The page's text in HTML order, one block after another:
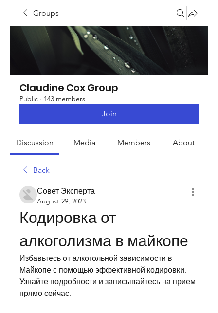
Groups
Claudine Cox Group
Public · 143 members
Join
Discussion Media Members About
Back
Совет Эксперта
August 29, 2023
Кодировка от
алкоголизма в майкопе
Избавьтесь от алкогольной зависимости в
Майкопе с помощью эффективной кодировки.
Узнайте подробности и записывайтесь на прием
прямо сейчас.